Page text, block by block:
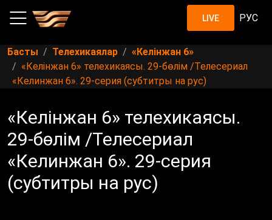
LIVE РУС
Басты Телехикаялар
«Келінжан 6»
«Келінжан 6» телехикаясы. 29-бөлім /Телесериал
«Келинжан 6». 29-серия (субтитры на рус)
«Келінжан 6» телехикаясы.
29-бөлім /Телесериал
«Келинжан 6». 29-серия
(субтитры на рус)